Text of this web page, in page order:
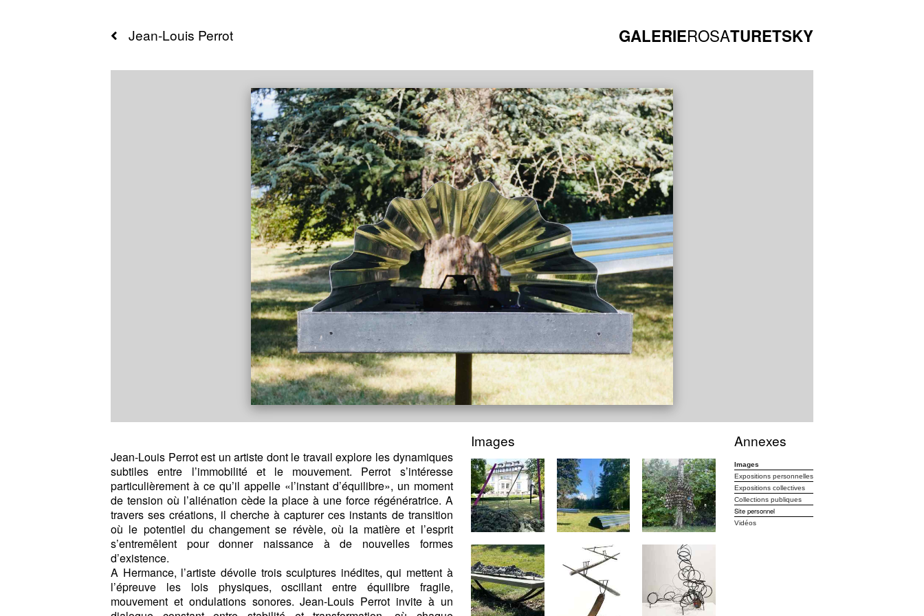
GALERIEROSATURETSKY
Jean-Louis Perrot
Jean-Louis Perrot est un artiste dont le travail explore les dynamiques
subtiles entre l’immobilité et le mouvement. Perrot s’intéresse
particulièrement à ce qu’il appelle «l’instant d’équilibre», un moment
de tension où l’aliénation cède la place à une force régénératrice. A
travers ses créations, il cherche à capturer ces instants de transition
où le potentiel du changement se révèle, où la matière et l’esprit
s’entremêlent pour donner naissance à de nouvelles formes
d’existence.
A Hermance, l’artiste dévoile trois sculptures inédites, qui mettent à
l’épreuve les lois physiques, oscillant entre équilibre fragile,
mouvement et ondulations sonores. Jean-Louis Perrot invite à un
Images Annexes
Images
Expositions personnelles
Expositions collectives
Collections publiques
Site personnel
Vidéos